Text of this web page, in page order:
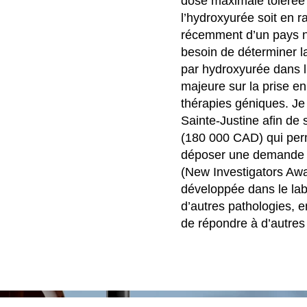
l’hydroxyurée soit en
récemment d’un pays
besoin de déterminer
par hydroxyurée dans
majeure sur la prise
thérapies géniques.
Sainte-Justine afin de
(180 000 CAD) qui
déposer une
(New Investigators
développée dans le
d’autres pathologies,
de répondre à